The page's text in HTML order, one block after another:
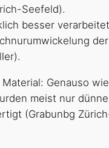
Seefeld).
besser
Genauso
meist nur
(Grabunbg